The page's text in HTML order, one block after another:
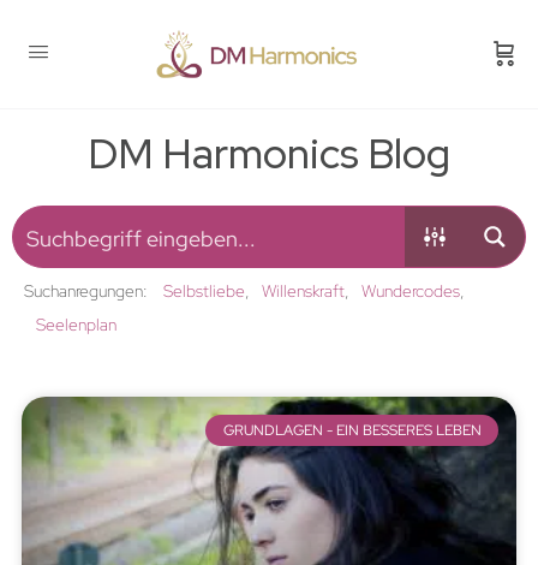
DM Harmonics Blog
Suchanregungen: Selbstliebe Willenskraft
Wundercodes
Seelenplan
GRUNDLAGEN - EIN BESSERES LEBEN